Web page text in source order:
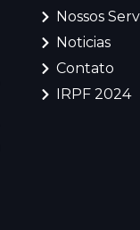
Nossos
Noticias
Contato
IRPF 2024